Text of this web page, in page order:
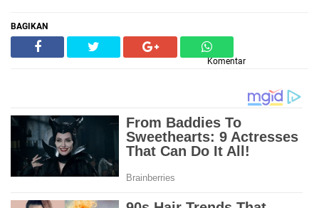
BAGIKAN
Komentar